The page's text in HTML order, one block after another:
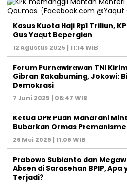
Kasus Kuota Haji Rp1 Triliun,
Gus Yaqut Bepergian
12 Agustus 2025 | 11:14 WIB
Forum Purnawirawan TNI
Gibran Rakabuming, Jokowi:
Demokrasi
7 Juni 2025 | 06:47 WIB
Ketua DPR Puan Maharani
Bubarkan Ormas
26 Mei 2025 | 11:06 WIB
Prabowo Subianto dan
Absen di Sarasehan BPIP,
Terjadi?